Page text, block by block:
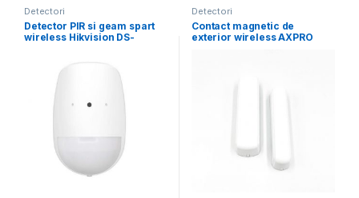
Detectori
Detector PIR si geam spart
wireless Hikvision DS-
Detectori
Contact magnetic de
exterior wireless AXPRO